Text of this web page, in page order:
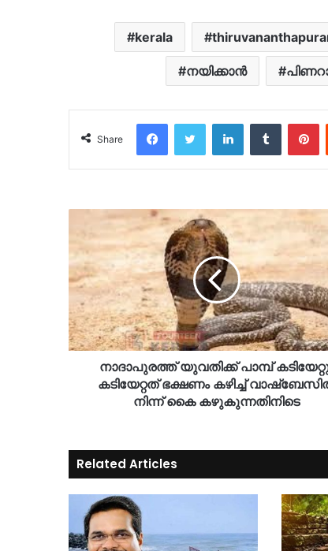
kerala
നയിക്കാൻ
Share
FacebookTwitter LinkedInTumblr
നാദാപുരത്ത് യുവതിക്ക് പാമ്പ്
കടിയേറ്റത് ഭക്ഷണം കഴിച്ച്
നിന്ന് കൈ കഴുകുന്നതിനിടെ
Related Articles